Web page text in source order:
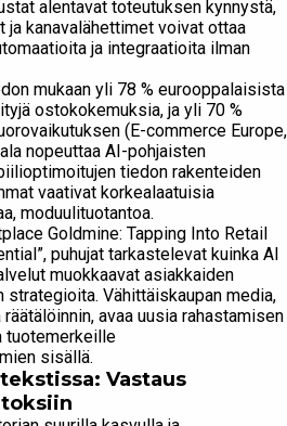
alentavat toteutuksen kynnystä,
kanavalähettimet voivat ottaa
ja integraatioita ilman
mukaan yli 78 % eurooppalaisista
ostokokemuksia, ja yli 70 %
(E-commerce Europe,
nopeuttaa AI-pohjaisten
tiedon rakenteiden
vaativat korkealaatuisia
moduulituotantoa.
Goldmine: Tapping Into Retail
puhujat tarkastelevat kuinka AI
muokkaavat asiakkaiden
strategioita. Vähittäiskaupan media,
avaa uusia rahastamisen
tuotemerkeille
sisällä.
Vastaus